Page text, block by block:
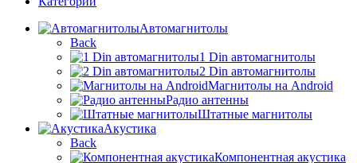
Автомагнитолы
Back
1 Din автомагнитолы
2 Din автомагнитолы
Магнитолы на Android
Радио антенны
Штатные магнитолы
Акустика
Back
Компонентная акустика